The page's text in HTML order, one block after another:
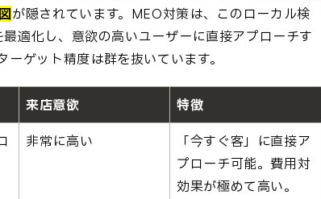
が隠されています。MEO対策は、このローカル検
適化し、意欲の高いユーザーに直接アプローチす
ゲット精度は群を抜いています。
来店意欲 特徴
非常に高い
「今すぐ客」に直接ア
プローチ可能。費用対
効果が極めて高い。